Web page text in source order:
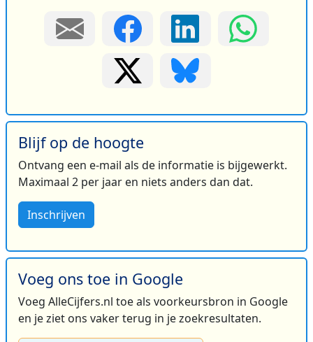
Blijf op de hoogte
Ontvang een e-mail als de informatie is bijgewerkt.
Maximaal 2 per jaar en niets anders dan dat.
Inschrijven
Voeg ons toe in Google
Voeg AlleCijfers.nl toe als voorkeursbron in Google
en je ziet ons vaker terug in je zoekresultaten.